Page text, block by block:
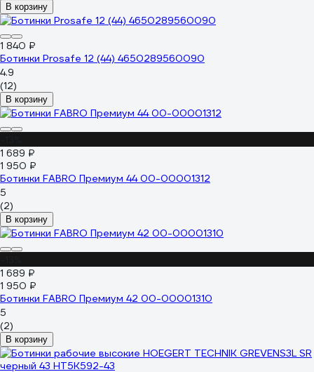
В корзину
1 840 ₽
Ботинки Prosafe 12 (44) 4650289560090
4.9
(12)
В корзину
1 689 ₽
1 950 ₽
Ботинки FABRO Премиум 44 00-00001312
5
(2)
В корзину
1 689 ₽
1 950 ₽
Ботинки FABRO Премиум 42 00-00001310
5
(2)
В корзину